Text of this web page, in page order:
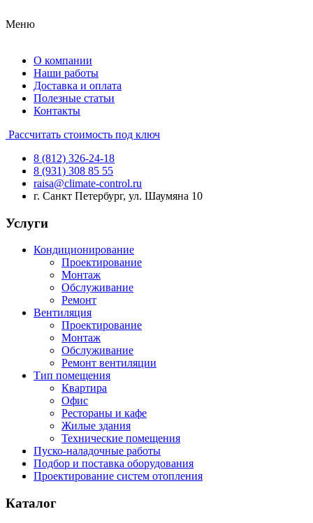
Меню
О компании
Наши работы
Доставка и оплата
Полезные статьи
Контакты
Рассчитать стоимость под ключ
8 (812) 326-24-18
8 (931) 308 85 55
raisa@climate-control.ru
г. Санкт Петербург, ул. Шаумяна 10
Услуги
Кондиционирование
Проектирование
Монтаж
Обслуживание
Ремонт
Вентиляция
Проектирование
Монтаж
Обслуживание
Ремонт вентиляции
Тип помещения
Квартира
Офис
Рестораны и кафе
Жилые здания
Технические помещения
Пуско-наладочные работы
Подбор и поставка оборудования
Проектирование систем отопления
Каталог